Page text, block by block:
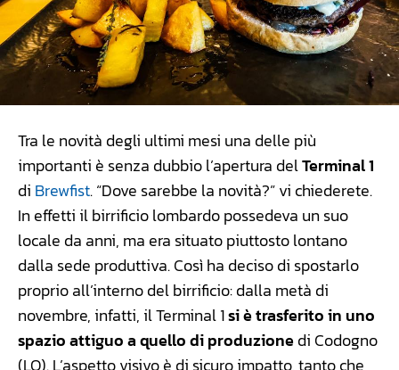
Tra le novità degli ultimi mesi una delle più
importanti è senza dubbio l’apertura delTerminal 1
di Brewfist. “Dove sarebbe la novità?” vi chiederete.
In effetti il birrificio lombardo possedeva un suo
locale da anni, ma era situato piuttosto lontano
dalla sede produttiva. Così ha deciso di spostarlo
proprio all’interno del birrificio: dalla metà di
novembre, infatti, il Terminal 1si è trasferito in uno
spazio attiguo a quello di produzionedi Codogno
(LO). L’aspetto visivo è di sicuro impatto, tanto che